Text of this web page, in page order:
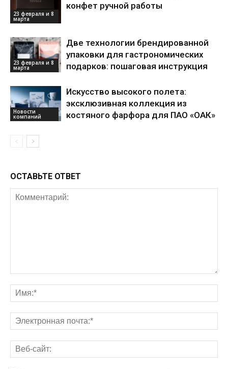
23 февраля и 8
марта
конфет ручной работы
23 февраля и 8
марта
Две технологии брендированной
упаковки для гастрономических
подарков: пошаговая инструкция
Новости
компаний
Искусство высокого полета:
эксклюзивная коллекция из
костяного фарфора для ПАО «ОАК»
ОСТАВЬТЕ ОТВЕТ